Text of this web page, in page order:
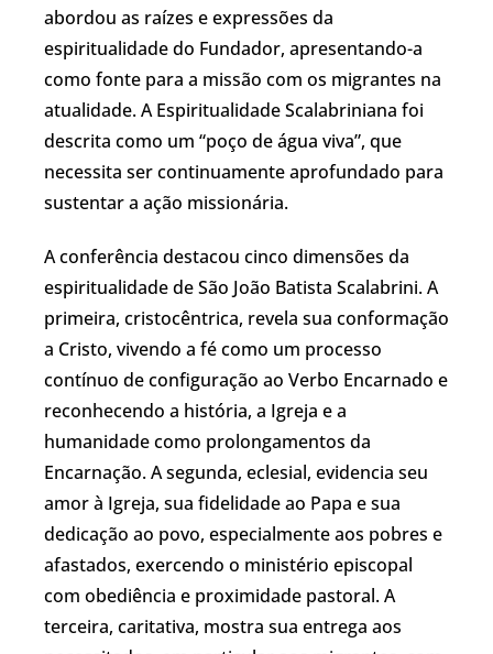
abordou as raízes e expressões da
espiritualidade do Fundador, apresentando-a
como fonte para a missão com os migrantes na
atualidade. A Espiritualidade Scalabriniana foi
descrita como um “poço de água viva”, que
necessita ser continuamente aprofundado para
sustentar a ação missionária.
A conferência destacou cinco dimensões da
espiritualidade de São João Batista Scalabrini. A
primeira, cristocêntrica, revela sua conformação
a Cristo, vivendo a fé como um processo
contínuo de configuração ao Verbo Encarnado e
reconhecendo a história, a Igreja e a
humanidade como prolongamentos da
Encarnação. A segunda, eclesial, evidencia seu
amor à Igreja, sua fidelidade ao Papa e sua
dedicação ao povo, especialmente aos pobres e
afastados, exercendo o ministério episcopal
com obediência e proximidade pastoral. A
terceira, caritativa, mostra sua entrega aos